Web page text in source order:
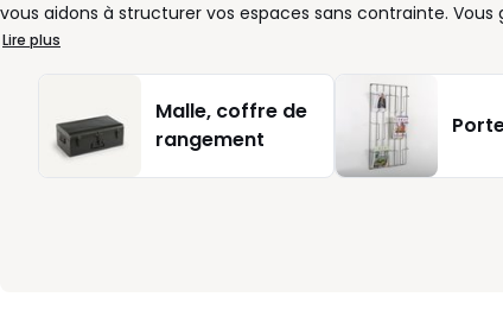
vous aidons à structurer vos espaces sans contrainte.
lisible. Dans l’entrée, le salon ou la chambre, ces solutions
touche de déco discrète tout en restant pratiques à
s’adaptent à votre ambiance, sans l’imposer. Chez La
Formats variés, bacs empilables, modèles vendus en lot :
quotidien comme pour les objets que vous utilisez moins
Lire plus
Malle, coffre de
rangement